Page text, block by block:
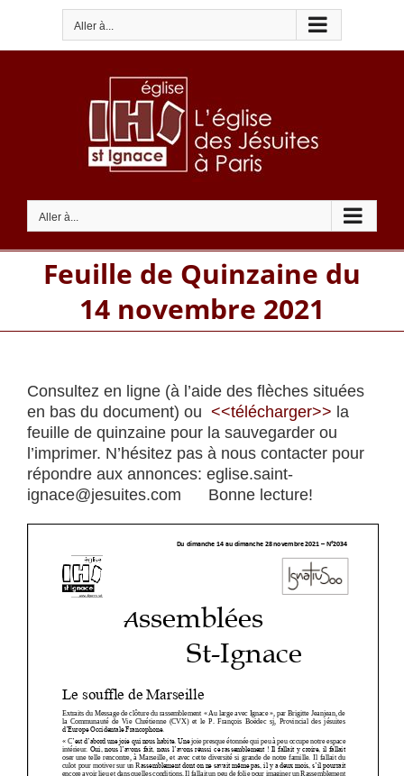
contenu
Aller à...
Aller à...
Feuille de Quinzaine du
14 novembre 2021
Consultez en ligne (à l’aide des flèches situées
en bas du document) ou <<télécharger>> la
feuille de quinzaine pour la sauvegarder ou
l’imprimer. N’hésitez pas à nous contacter pour
répondre aux annonces: eglise.saint-
ignace@jesuites.com Bonne lecture!